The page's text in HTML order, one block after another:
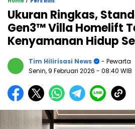
Ukuran Ringkas,
Gen3™ Villa Homelift
Kenyamanan Hidup
Tim Hilirisasi News
- Pewarta
Senin, 9 Februari 2026 - 08:40 WIB